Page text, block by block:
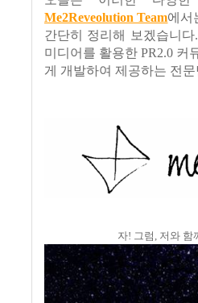
Me2Reveolution Team에서
간단히 정리해 보겠습니다
미디어를 활용한 PR2.0 커
게 개발하여 제공하는 전
자! 그럼, 저와 함